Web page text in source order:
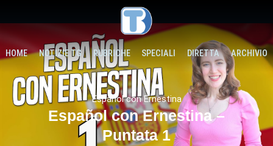
HOME NOTIZIE TG RUBRICHE SPECIALI DIRETTA ARCHIVIO
Español con Ernestina
Español con Ernestina –
Puntata 1